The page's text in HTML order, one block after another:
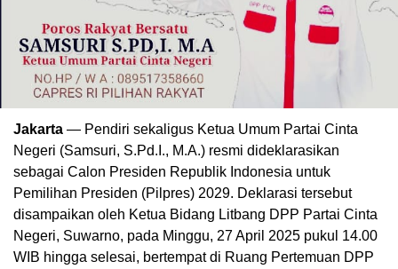
Jakarta — Pendiri sekaligus Ketua Umum Partai Cinta
Negeri (Samsuri, S.Pd.I., M.A.) resmi dideklarasikan
sebagai Calon Presiden Republik Indonesia untuk
Pemilihan Presiden (Pilpres) 2029. Deklarasi tersebut
disampaikan oleh Ketua Bidang Litbang DPP Partai Cinta
Negeri, Suwarno, pada Minggu, 27 April 2025 pukul 14.00
WIB hingga selesai, bertempat di Ruang Pertemuan DPP